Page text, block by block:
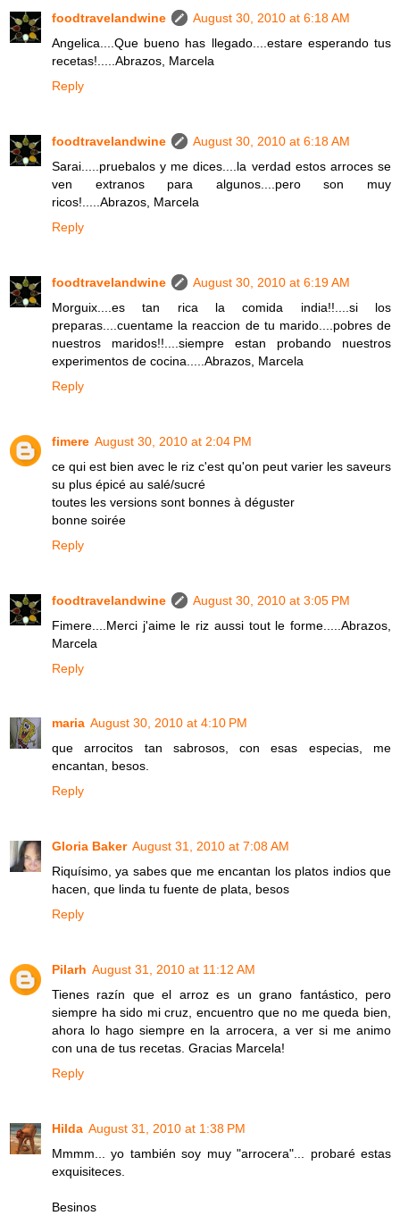
foodtravelandwine
August 30, 2010 at 6:18 AM
Angelica....Que bueno has llegado....estare esperando tus
recetas!.....Abrazos, Marcela
Reply
foodtravelandwine
August 30, 2010 at 6:18 AM
Sarai.....pruebalos y me dices....la verdad estos arroces se
ven extranos para algunos....pero son muy
ricos!.....Abrazos, Marcela
Reply
foodtravelandwine
August 30, 2010 at 6:19 AM
Morguix....es tan rica la comida india!!....si los
preparas....cuentame la reaccion de tu marido....pobres de
nuestros maridos!!....siempre estan probando nuestros
experimentos de cocina.....Abrazos, Marcela
Reply
fimere August 30, 2010 at 2:04 PM
ce qui est bien avec le riz c'est qu'on peut varier les saveurs
su plus épicé au salé/sucré
toutes les versions sont bonnes à déguster
bonne soirée
Reply
foodtravelandwine
August 30, 2010 at 3:05 PM
Fimere....Merci j'aime le riz aussi tout le forme.....Abrazos,
Marcela
Reply
maria August 30, 2010 at 4:10 PM
que arrocitos tan sabrosos, con esas especias, me
encantan, besos.
Reply
Gloria Baker August 31, 2010 at 7:08 AM
Riquísimo, ya sabes que me encantan los platos indios que
hacen, que linda tu fuente de plata, besos
Reply
Pilarh August 31, 2010 at 11:12 AM
Tienes razín que el arroz es un grano fantástico, pero
siempre ha sido mi cruz, encuentro que no me queda bien,
ahora lo hago siempre en la arrocera, a ver si me animo
con una de tus recetas. Gracias Marcela!
Reply
Hilda August 31, 2010 at 1:38 PM
Mmmm... yo también soy muy "arrocera"... probaré estas
exquisiteces.
Besinos